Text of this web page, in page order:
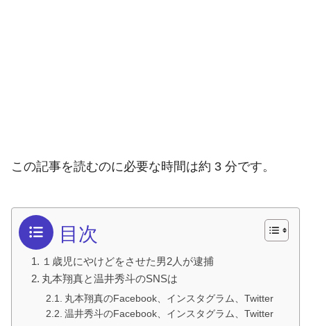
この記事を読むのに必要な時間は約 3 分です。
目次
１歳児にやけどをさせた男2人が逮捕
丸本翔真と温井秀斗のSNSは
丸本翔真のFacebook、インスタグラム、Twitter
温井秀斗のFacebook、インスタグラム、Twitter